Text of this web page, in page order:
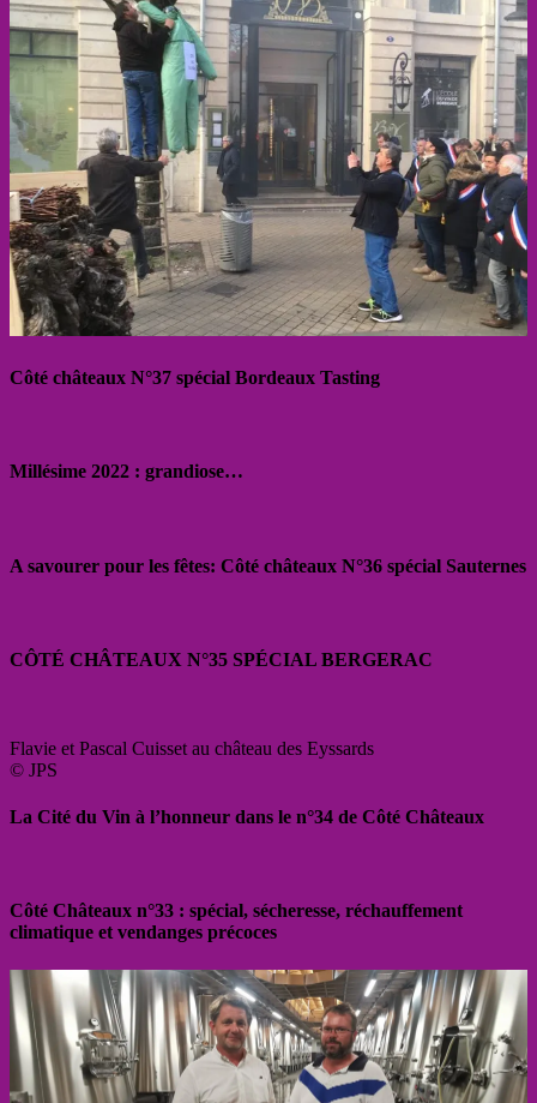
Côté châteaux N°37 spécial Bordeaux Tasting
Millésime 2022 : grandiose…
A savourer pour les fêtes: Côté châteaux N°36 spécial Sauternes
CÔTÉ CHÂTEAUX N°35 SPÉCIAL BERGERAC
Flavie et Pascal Cuisset au château des Eyssards
© JPS
La Cité du Vin à l’honneur dans le n°34 de Côté Châteaux
Côté Châteaux n°33 : spécial, sécheresse, réchauffement
climatique et vendanges précoces